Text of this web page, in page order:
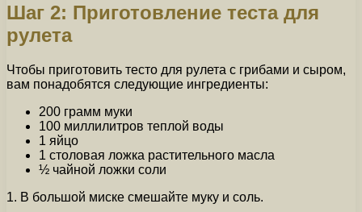
Шаг 2: Приготовление теста для
рулета
Чтобы приготовить тесто для рулета с грибами и сыром,
вам понадобятся следующие ингредиенты:
200 грамм муки
100 миллилитров теплой воды
1 яйцо
1 столовая ложка растительного масла
½ чайной ложки соли
1. В большой миске смешайте муку и соль.